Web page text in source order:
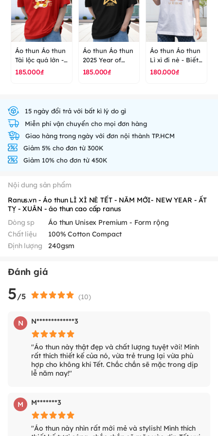
Áo thun Áo thun
Tài lộc quá lớn -
Năm mới - New
185.000₫
Áo thun Áo thun
2025 Year of
snack- năm mới
ranus
185.000₫
Áo thun Áo thun
Lì xì đi nè - Biết
điều gặp nhiều
180.000₫
15 ngày đổi trả với bất kì lý do gì
Miễn phí vận chuyển cho mọi đơn hàng
Giao hàng trong ngày với đơn nội thành TP.HCM
Giảm 5% cho đơn từ 300K
Giảm 10% cho đơn từ 450K
Nội dung sản phẩm
Ranus.vn - Áo thun LÌ XÌ NÈ TẾT - NĂM MỚI- NEW YEAR - ẤT
TỴ - XUÂN - áo thun cao cấp ranus
Dòng sp
Áo thun Unisex Premium - Form rộng
Chất liệu
100% Cotton Compact
Định lượng
240gsm
Đánh giá
5/5 (10)
N N*************3
"Áo thun này thật đẹp và chất lượng tuyệt vời! Mình
rất thích thiết kế của nó, vừa trẻ trung lại vừa phù
hợp cho không khí Tết. Chắc chắn sẽ mặc trong dịp
lễ năm nay!"
M M*******3
"Áo thun này nhìn rất mới mẻ và stylish! Mình thích